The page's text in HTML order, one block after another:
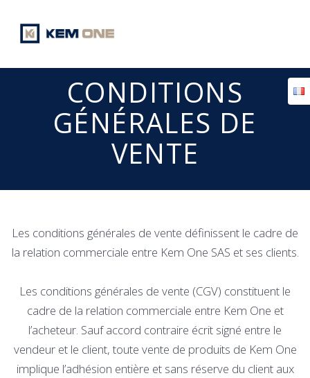
CONDITIONS
GÉNÉRALES DE
VENTE
Les conditions générales de vente définissent le cadre de
la relation commerciale entre Kem One SAS et ses clients.
Les conditions générales de vente (CGV) constituent le
cadre de la relation commerciale entre Kem One et
l’acheteur. Sauf accord contraire écrit signé entre le
vendeur et le client, toute vente de produits de Kem One
implique l’adhésion entière et sans réserve du client aux